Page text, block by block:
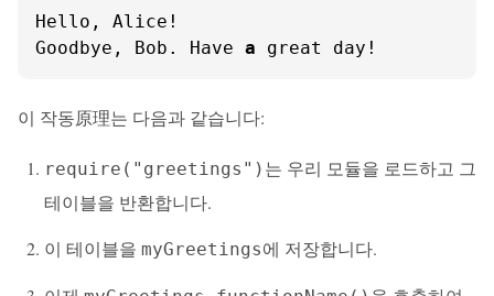
Hello, Alice!
Goodbye, Bob. Have a great day!
이 작동原理는 다음과 같습니다:
require("greetings") 는 우리 모듈을 로드하고 그
테이블을 반환합니다.
이 테이블을 myGreetings에 저장합니다.